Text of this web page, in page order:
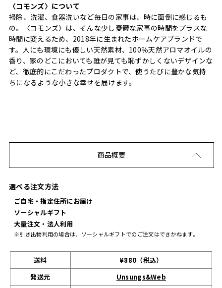
〈コモンズ〉について
掃除、洗濯、食器洗いなど毎日の家事は、時に面倒に感じるも
の。〈コモンズ〉は、そんな少し憂鬱な家事の時間をプラスな
時間に変えるため、2018年に生まれたホームケアブランドで
す。人にも環境にも優しい天然素材、100％天然アロマオイルの
香り、家のどこにおいても誰が見ても恥ずかしくないデザインな
ど、徹底的にこだわったプロダクトで、使うたびに豊かな気持
ちになるような小さな幸せを届けます。
商品概要
選べる注文方法
ご自宅・指定住所にお届け
ソーシャルギフト
大量注文・法人利用
※引き出物利用の場合は、ソーシャルギフトでのご注文はできかねます。
送料
¥880（税込）
発送元
Unsungs&Web